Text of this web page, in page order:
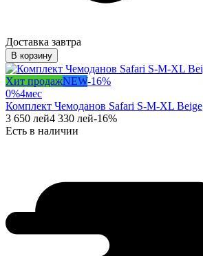
Доставка завтра
В корзину
Хит продажNEW-16%
0%4мес
Комплект Чемоданов Safari S-M-XL Beige
3 650 лей4 330 лей-16%
Есть в наличии